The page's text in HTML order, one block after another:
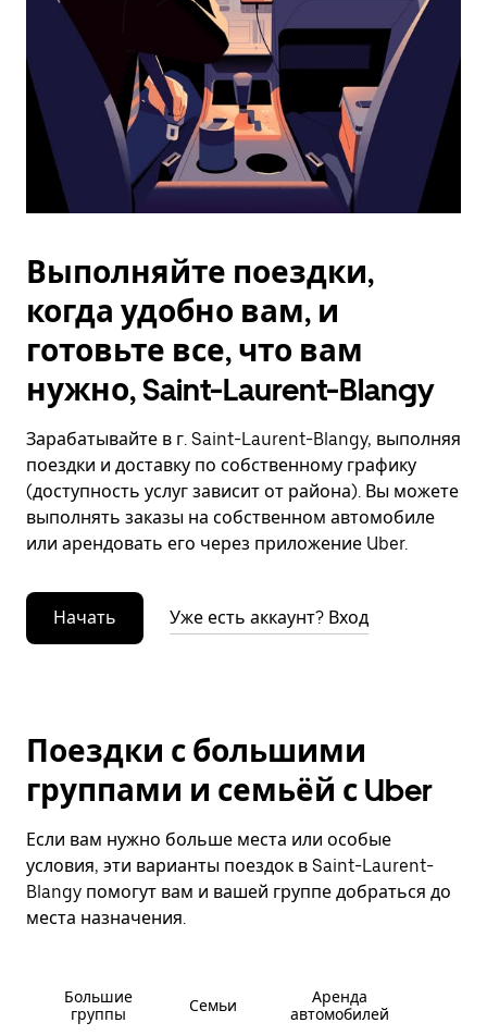
Выполняйте поездки,
когда удобно вам, и
готовьте все, что вам
нужно, Saint-Laurent-Blangy
Зарабатывайте в г. Saint-Laurent-Blangy, выполняя
поездки и доставку по собственному графику
(доступность услуг зависит от района). Вы можете
выполнять заказы на собственном автомобиле
или арендовать его через приложение Uber.
Начать Уже есть аккаунт? Вход
Поездки с большими
группами и семьёй с Uber
Если вам нужно больше места или особые
условия, эти варианты поездок в Saint-Laurent-
Blangy помогут вам и вашей группе добраться до
места назначения.
Большие
группы
Семьи
Аренда
автомобилей